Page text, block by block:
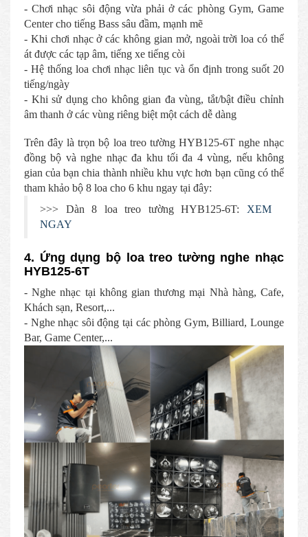
- Chơi nhạc sôi động vừa phải ở các phòng Gym, Game
Center cho tiếng Bass sâu đầm, mạnh mẽ
- Khi chơi nhạc ở các không gian mở, ngoài trời loa có thể
át được các tạp âm, tiếng xe tiếng còi
- Hệ thống loa chơi nhạc liên tục và ổn định trong suốt 20
tiếng/ngày
- Khi sử dụng cho không gian đa vùng, tắt/bật điều chỉnh
âm thanh ở các vùng riêng biệt một cách dễ dàng
Trên đây là trọn bộ loa treo tường HYB125-6T nghe nhạc
đồng bộ và nghe nhạc đa khu tối đa 4 vùng, nếu không
gian của bạn chia thành nhiều khu vực hơn bạn cũng có thể
tham khảo bộ 8 loa cho 6 khu ngay tại đây:
>>> Dàn 8 loa treo tường HYB125-6T: XEM
NGAY
4. Ứng dụng bộ loa treo tường nghe nhạc
HYB125-6T
- Nghe nhạc tại không gian thương mại Nhà hàng, Cafe,
Khách sạn, Resort,...
- Nghe nhạc sôi động tại các phòng Gym, Billiard, Lounge
Bar, Game Center,...